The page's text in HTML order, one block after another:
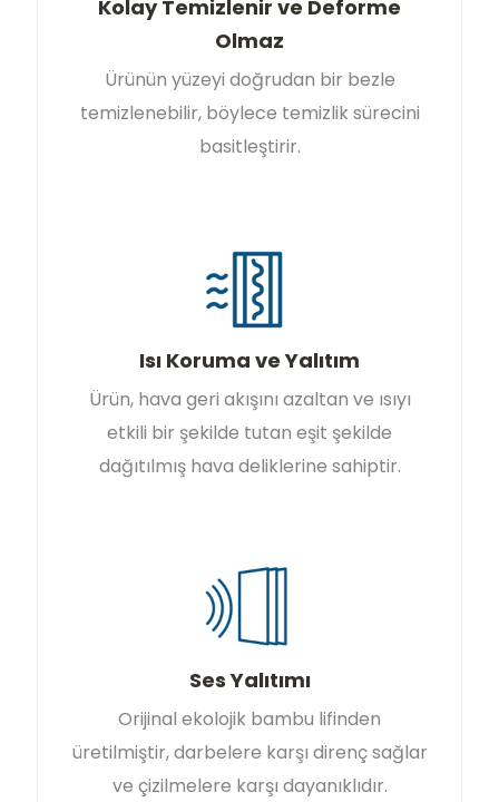
Kolay Temizlenir ve Deforme
Olmaz
Ürünün yüzeyi doğrudan bir bezle
temizlenebilir, böylece temizlik sürecini
basitleştirir.
Isı Koruma ve Yalıtım
Ürün, hava geri akışını azaltan ve ısıyı
etkili bir şekilde tutan eşit şekilde
dağıtılmış hava deliklerine sahiptir.
Ses Yalıtımı
Orijinal ekolojik bambu lifinden
üretilmiştir, darbelere karşı direnç sağlar
ve çizilmelere karşı dayanıklıdır.